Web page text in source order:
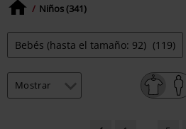
Niños (341)
Bebés (hasta el tamaño: 92) (119)